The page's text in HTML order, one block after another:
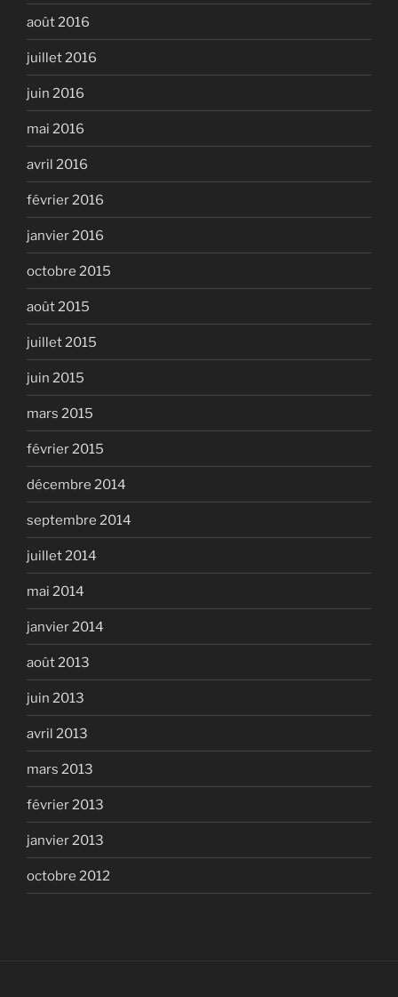
août 2016
juillet 2016
juin 2016
mai 2016
avril 2016
février 2016
janvier 2016
octobre 2015
août 2015
juillet 2015
juin 2015
mars 2015
février 2015
décembre 2014
septembre 2014
juillet 2014
mai 2014
janvier 2014
août 2013
juin 2013
avril 2013
mars 2013
février 2013
janvier 2013
octobre 2012